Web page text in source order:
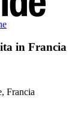
in Francia
Francia